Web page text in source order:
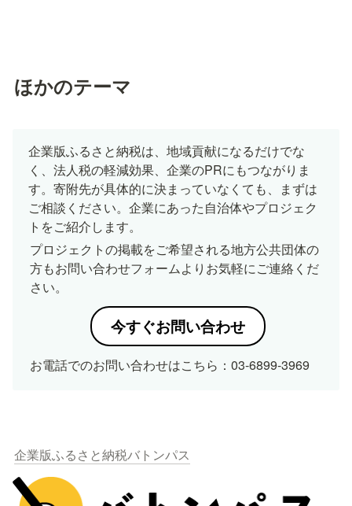
ほかのテーマ
企業版ふるさと納税は、地域貢献になるだけでな
く、法人税の軽減効果、企業のPRにもつながりま
す。寄附先が具体的に決まっていなくても、まずは
ご相談ください。企業にあった自治体やプロジェク
トをご紹介します。
プロジェクトの掲載をご希望される地方公共団体の
方もお問い合わせフォームよりお気軽にご連絡くだ
さい。
今すぐお問い合わせ
お電話でのお問い合わせはこちら：03-6899-3969
企業版ふるさと納税バトンパス